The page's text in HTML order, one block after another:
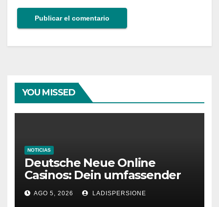
YOU MISSED
NOTICIAS
Deutsche Neue Online
Casinos: Dein umfassender
Ratgeber für moderne
Glücksspielplattformen
AGO 5, 2026 LADISPERSIONE